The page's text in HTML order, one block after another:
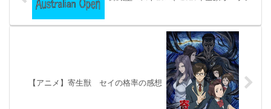
【アニメ】寄生獣 セイの格率の感想